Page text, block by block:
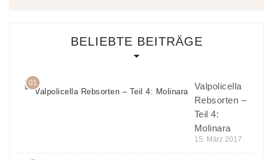
BELIEBTE BEITRÄGE
01
Valpolicella
Rebsorten –
Teil 4:
Molinara
15. März 2017